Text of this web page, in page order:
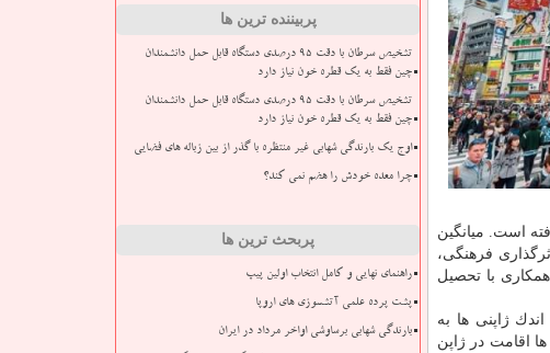
است. میانگین
فرهنگی،
با تحصیل
اندك ژاپنی ها به
اقامت در ژاپن
پربیننده ترین ها
تشخیص سرطان با دقت ۹۵ درصدی دستگاه قابل حمل دانشمندان
چین فقط به یک قطره خون نیاز دارد
تشخیص سرطان با دقت ۹۵ درصدی دستگاه قابل حمل دانشمندان
چین فقط به یک قطره خون نیاز دارد
اوج یک بارندگی شهابی غیر منتظره با گذر از بین زباله های فضایی
چرا معده خودش را هضم نمی کند؟
پربحث ترین ها
راهنمای نهایی و کامل انتخاب اولین پیپ
پشت پرده علمی آتشسوزی های اروپا
بارندگی شهابی برساوشی اواخر مرداد در ایران